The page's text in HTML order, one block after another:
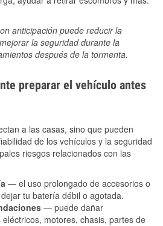
anticipación puede reducir la
la seguridad durante la
después de la tormenta.
preparar el vehículo antes
a las casas, sino que pueden
de los vehículos y la seguridad
riesgos relacionados con las
— el uso prolongado de accesorios o
tu batería débil o agotada.
— puede dañar
motores, chasis, partes de